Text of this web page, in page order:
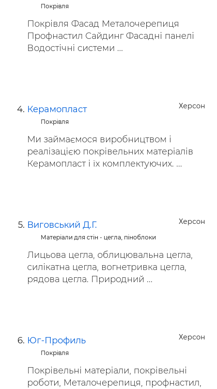
Покрівля
Покрівля Фасад Металочерепиця
Профнастил Сайдинг Фасадні панелі
Водостічні системи ...
Херсон
Керамопласт
Покрівля
Ми займаємося виробництвом і
реалізацією покрівельних матеріалів
Керамопласт і їх комплектуючих. ...
Херсон
Виговський Д.Г.
Матеріали для стін - цегла, піноблоки
Лицьова цегла, облицювальна цегла,
силікатна цегла, вогнетривка цегла,
рядова цегла. Природний ...
Херсон
Юг-Профиль
Покрівля
Покрівельні матеріали, покрівельні
роботи, Металочерепиця, профнастил,